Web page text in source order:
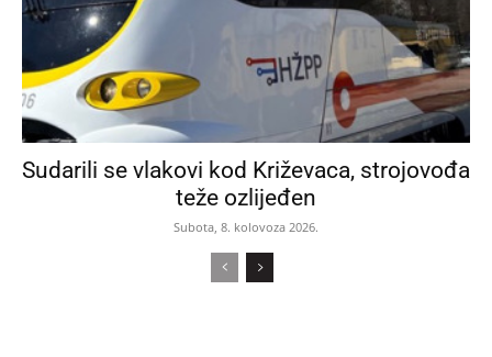
Sudarili se vlakovi kod Križevaca, strojovođa
teže ozlijeđen
Subota, 8. kolovoza 2026.